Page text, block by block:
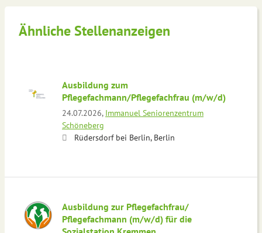
Ähnliche Stellenanzeigen
Ausbildung zum
Pflegefachmann/Pflegefachfrau (m/w/d)
24.07.2026, Immanuel Seniorenzentrum
Schöneberg
Rüdersdorf bei Berlin, Berlin
Ausbildung zur Pflegefachfrau/
Pflegefachmann (m/w/d) für die